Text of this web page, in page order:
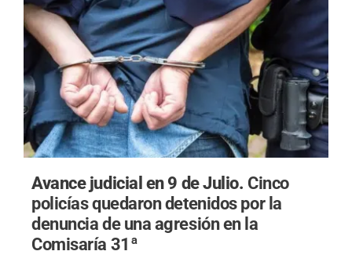
Avance judicial en 9 de Julio. Cinco
policías quedaron detenidos por la
denuncia de una agresión en la
Comisaría 31ª